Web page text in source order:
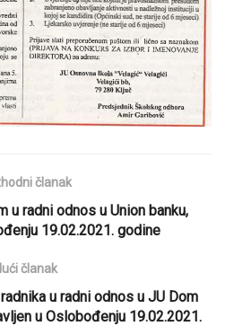
članak
u radni odnos u Union banku,
19.02.2021. godine
članak
u radni odnos u JU Dom
u Oslobođenju 19.02.2021.